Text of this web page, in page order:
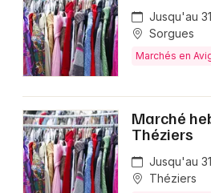
Jusqu'au
Sorgues
Marchés en
Marché
Théziers
Jusqu'au
Théziers